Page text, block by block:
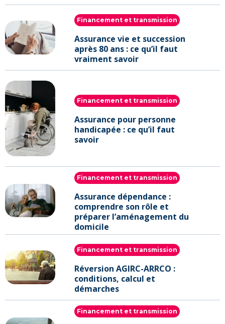
Financement et transmission
Assurance vie et succession
après 80 ans : ce qu’il faut
vraiment savoir
Financement et transmission
Assurance pour personne
handicapée : ce qu’il faut
savoir
Financement et transmission
Assurance dépendance :
comprendre son rôle et
préparer l’aménagement du
domicile
Financement et transmission
Réversion AGIRC-ARRCO :
conditions, calcul et
démarches
Financement et transmission